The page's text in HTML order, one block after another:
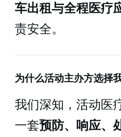
车出租与全程医疗
责安全。
为什么活动主办方选择
我们深知，活动医
一套预防、响应、